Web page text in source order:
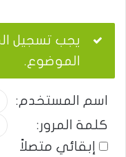
يجب تسجيل
الموضوع.
اسم المستخدم:
كلمة المرور:
إبقائي متصلاً